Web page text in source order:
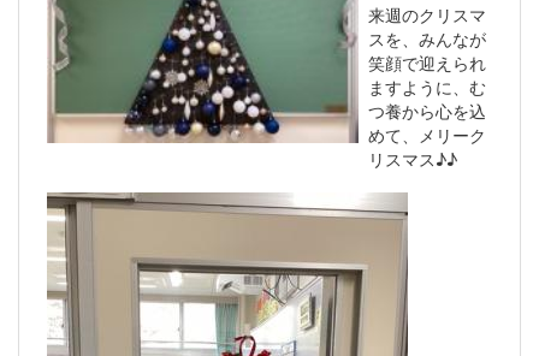
来週のクリスマ
スを、みんなが
笑顔で迎えられ
ますように、む
つ養から心を込
めて、メリーク
リスマス♪♪